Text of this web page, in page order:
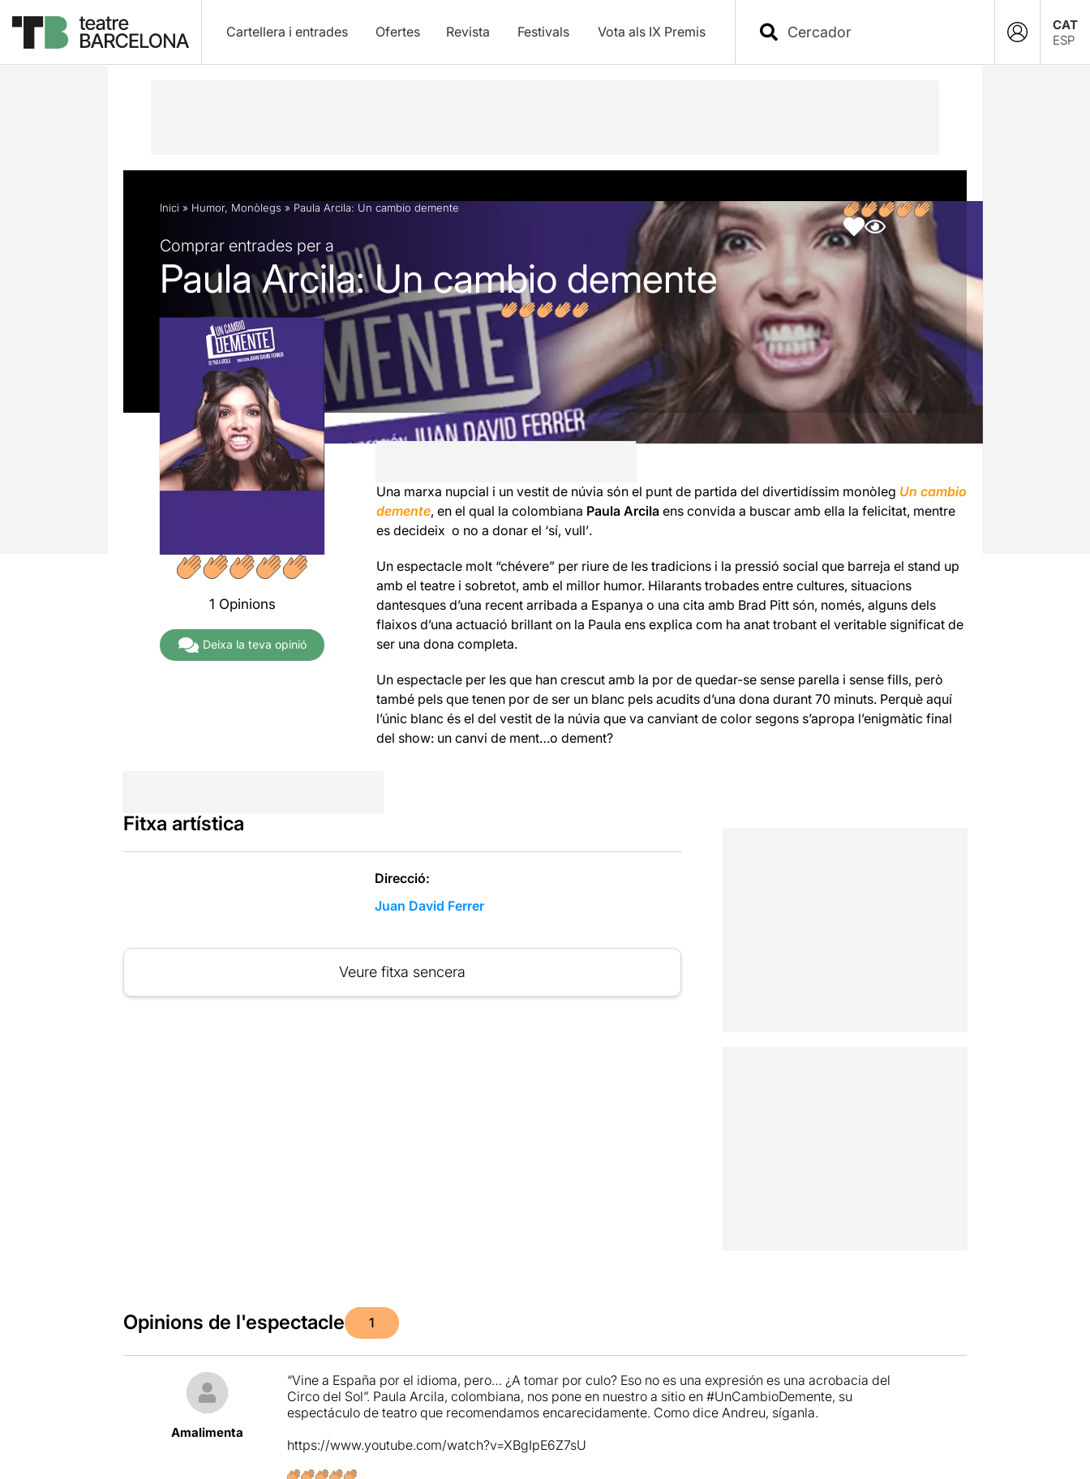
Cartellera i entrades Ofertes Revista Festivals Vota als IX Premis
CAT
ESP
Descripció Fitxa artística Opinions
Inici » Humor, Monòlegs » Paula Arcila: Un cambio demente
Comprar entrades per a
Paula Arcila: Un cambio demente
1 Opinions
Deixa la teva opinió
Una marxa nupcial i un vestit de núvia són el punt de partida del divertidíssim monòleg Un cambio
demente, en el qual la colombiana Paula Arcila ens convida a buscar amb ella la felicitat, mentre
es decideix  o no a donar el ‘sí, vull’.
Un espectacle molt “chévere” per riure de les tradicions i la pressió social que barreja el stand up
amb el teatre i sobretot, amb el millor humor. Hilarants trobades entre cultures, situacions
dantesques d’una recent arribada a Espanya o una cita amb Brad Pitt són, només, alguns dels
flaixos d’una actuació brillant on la Paula ens explica com ha anat trobant el veritable significat de
ser una dona completa.
Un espectacle per les que han crescut amb la por de quedar-se sense parella i sense fills, però
també pels que tenen por de ser un blanc pels acudits d’una dona durant 70 minuts. Perquè aquí
l’únic blanc és el del vestit de la núvia que va canviant de color segons s’apropa l’enigmàtic final
del show: un canvi de ment…o dement?
Fitxa artística
Direcció:
Juan David Ferrer
Veure fitxa sencera
Opinions de l'espectacle 1
Amalimenta
“Vine a España por el idioma, pero… ¿A tomar por culo? Eso no es una expresión es una acrobacia del
Circo del Sol”. Paula Arcila, colombiana, nos pone en nuestro a sitio en #UnCambioDemente, su
espectáculo de teatro que recomendamos encarecidamente. Como dice Andreu, síganla.
https://www.youtube.com/watch?v=XBgIpE6Z7sU